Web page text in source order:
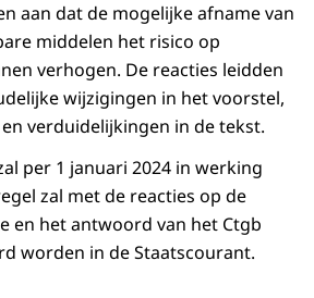
aan dat de mogelijke afname van
middelen het risico op
verhogen. De reacties leidden
wijzigingen in het voorstel,
verduidelijkingen in de tekst.
per 1 januari 2024 in werking
zal met de reacties op de
en het antwoord van het Ctgb
worden in de Staatscourant.